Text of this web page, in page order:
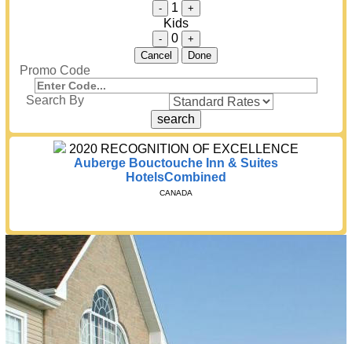
- 1 +
Kids
- 0
+
Cancel
Done
Promo Code
Search By
2020 RECOGNITION OF EXCELLENCE
Auberge Bouctouche Inn & Suites
HotelsCombined
CANADA